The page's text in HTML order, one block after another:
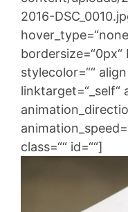
2016-
bordersize=“0px“
stylecolor=““
linktarget=“_self“
class=““ id=““]